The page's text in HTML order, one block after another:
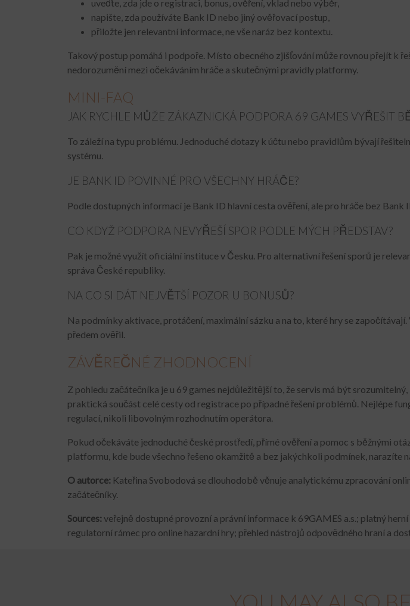
uveďte, zda jde o registraci, bonus, ověření, vklad nebo výběr,
napište, zda používáte Bank ID nebo jiný ověřovací postup,
přiložte jen relevantní informace, ne vše naráz bez kontextu.
Takový postup pomáhá i podpoře. Místo obecného zjišťování může rovnou přejít k
nedorozumění mezi očekáváním hráče a skutečnými pravidly platformy.
MINI-FAQ
JAK RYCHLE MŮŽE ZÁKAZNICKÁ PODPORA 69 GAMES VYŘEŠIT
To záleží na typu problému. Jednoduché dotazy k účtu nebo pravidlům bývají
systému.
JE BANK ID POVINNÉ PRO VŠECHNY HRÁČE?
Podle dostupných informací je Bank ID hlavní cesta ověření, ale pro hráče bez
CO KDYŽ PODPORA NEVYŘEŠÍ SPOR PODLE MÝCH PŘEDSTAV?
Pak je možné využít oficiální instituce v Česku. Pro alternativní řešení sporů je
správa České republiky.
NA CO SI DÁT NEJVĚTŠÍ POZOR U BONUSŮ?
Na podmínky aktivace, protáčení, maximální sázku a na to, které hry se
předem ověřil.
ZÁVĚREČNÉ ZHODNOCENÍ
Z pohledu začátečníka je u 69 games nejdůležitější to, že servis má být
praktická součást celé cesty od registrace po případné řešení problémů. Nejlépe
regulací, nikoli libovolným rozhodnutím operátora.
Pokud očekáváte jednoduché české prostředí, přímé ověření a pomoc s běžnými
platformu, kde bude všechno řešeno okamžitě a bez jakýchkoli podmínek, narazíte
O autorce: Kateřina Svobodová se dlouhodobě věnuje analytickému zpracování
začátečníky.
Sources:veřejně dostupné provozní a právní informace k 69GAMES a.s.; platný
regulatorní rámec pro online hazardní hry; přehled nástrojů odpovědného hraní a